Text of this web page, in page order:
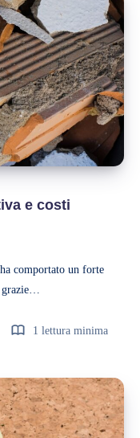
e costi
comportato un forte
1 lettura minima